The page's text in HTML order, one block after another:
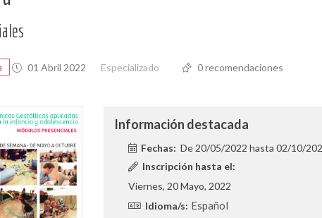
01 Abril 2022 Especializado 0 recomendaciones
Información destacada
Fechas: De 20/05/2022 hasta 02/10/
Inscripción hasta el:
Viernes, 20 Mayo, 2022
Idioma/s: Español